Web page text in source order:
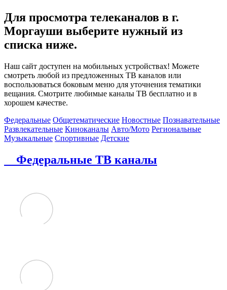
Для просмотра телеканалов в г.
Моргауши выберите нужный из
списка ниже.
Наш сайт доступен на мобильных устройствах! Можете
смотреть любой из предложенных ТВ каналов или
воспользоваться боковым меню для уточнения тематики
вещания. Смотрите любимые каналы ТВ бесплатно и в
хорошем качестве.
Федеральные Общетематические Новостные Познавательные
Развлекательные Киноканалы Авто/Мото Региональные
Музыкальные Спортивные Детские
Федеральные ТВ каналы